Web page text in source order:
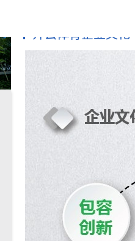
开云体育企业文化